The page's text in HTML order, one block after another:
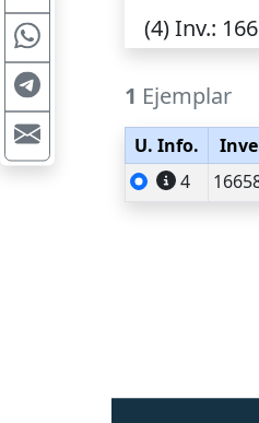
(4)Inv.:
1 Ejemplar
U. Info.
4